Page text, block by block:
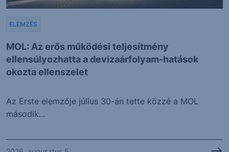
MOL: Az erős működési teljesítmény
ellensúlyozhatta a devizaárfolyam-hatások
okozta ellenszelet
ELEMZÉS
Az Erste elemzője július 30-án tette közzé a MOL
második...